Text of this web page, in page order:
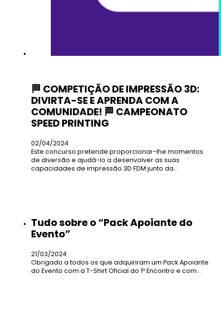
🏁 COMPETIÇÃO DE IMPRESSÃO 3D:
DIVIRTA-SE E APRENDA COM A
COMUNIDADE! 🏁 CAMPEONATO
SPEED PRINTING
02/04/2024
Este concurso pretende proporcionar-lhe momentos
de diversão e ajudá-lo a desenvolver as suas
capacidades de impressão 3D FDM junto da…
Tudo sobre o “Pack Apoiante do
Evento”
21/03/2024
Obrigado a todos os que adquiriram um Pack Apoiante
do Evento com a T-Shirt Oficial do 1º Encontro e com…